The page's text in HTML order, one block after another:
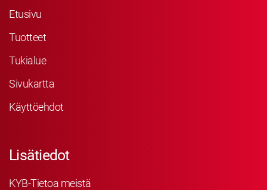
Etusivu
Tuotteet
Tukialue
Sivukartta
Käyttöehdot
Lisätiedot
KYB-Tietoa meistä